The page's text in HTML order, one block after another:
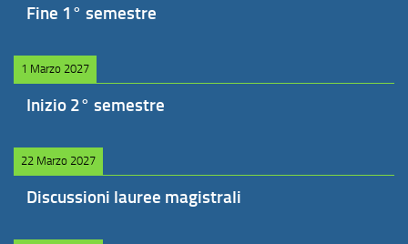
Fine 1° semestre
1 Marzo 2027
Inizio 2° semestre
22 Marzo 2027
Discussioni lauree magistrali